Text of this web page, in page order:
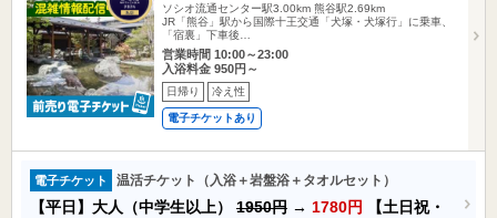
ソシオ流通センター駅3.00km 熊谷駅2.69km
JR「熊谷」駅から国際十王交通「犬塚・犬塚行」に乗車、
「宿裏」下車後…
営業時間 10:00～23:00
入浴料金 950円～
日帰り 冷え性
電子チケットあり
電子チケット 温活チケット（入浴＋岩盤浴＋タオルセット）
【平日】大人（中学生以上） 1950円 → 1780円
【土日祝・